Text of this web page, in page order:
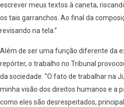
escrever meus textos à caneta,
os tais garranchos. Ao final da
revisando na tela.”
Além de ser uma função diferente da
repórter, o trabalho no Tribunal
da sociedade. “O fato de trabalhar na
minha visão dos direitos humanos e a
como eles são desrespeitados,